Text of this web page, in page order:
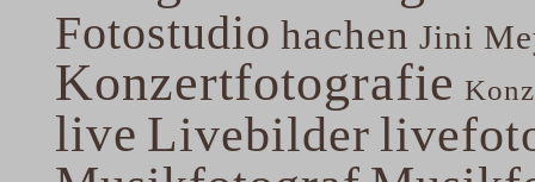
Fotostudio hachen Jini
Konzertfotografie
live Livebilder